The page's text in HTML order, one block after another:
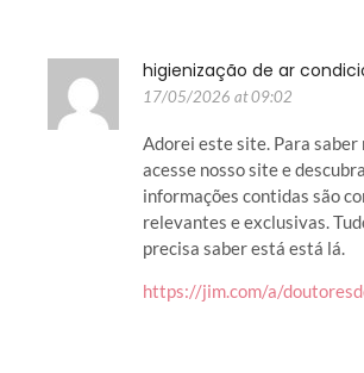
higienização de ar
17/05/2026 at 09:02
Adorei este site. Para saber
acesse nosso site e
informações contidas são
relevantes e exclusivas.
precisa saber está está lá.
https://jim.com/a/